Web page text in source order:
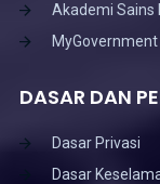
Akademi Sains
MyGovernment
DASAR DAN
Dasar Privasi
Dasar